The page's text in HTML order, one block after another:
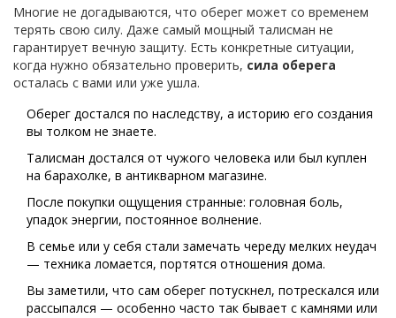
Многие не догадываются, что оберег может со временем
терять свою силу. Даже самый мощный талисман не
гарантирует вечную защиту. Есть конкретные ситуации,
когда нужно обязательно проверить, сила оберега
осталась с вами или уже ушла.
Оберег достался по наследству, а историю его создания
вы толком не знаете.
Талисман достался от чужого человека или был куплен
на барахолке, в антикварном магазине.
После покупки ощущения странные: головная боль,
упадок энергии, постоянное волнение.
В семье или у себя стали замечать череду мелких неудач
— техника ломается, портятся отношения дома.
Вы заметили, что сам оберег потускнел, потрескался или
рассыпался — особенно часто так бывает с камнями или